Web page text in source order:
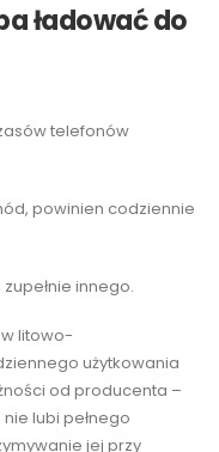
ładować do
telefonów
powinien codziennie
innego.
litowo-
użytkowania
od producenta –
lubi pełnego
jej przy